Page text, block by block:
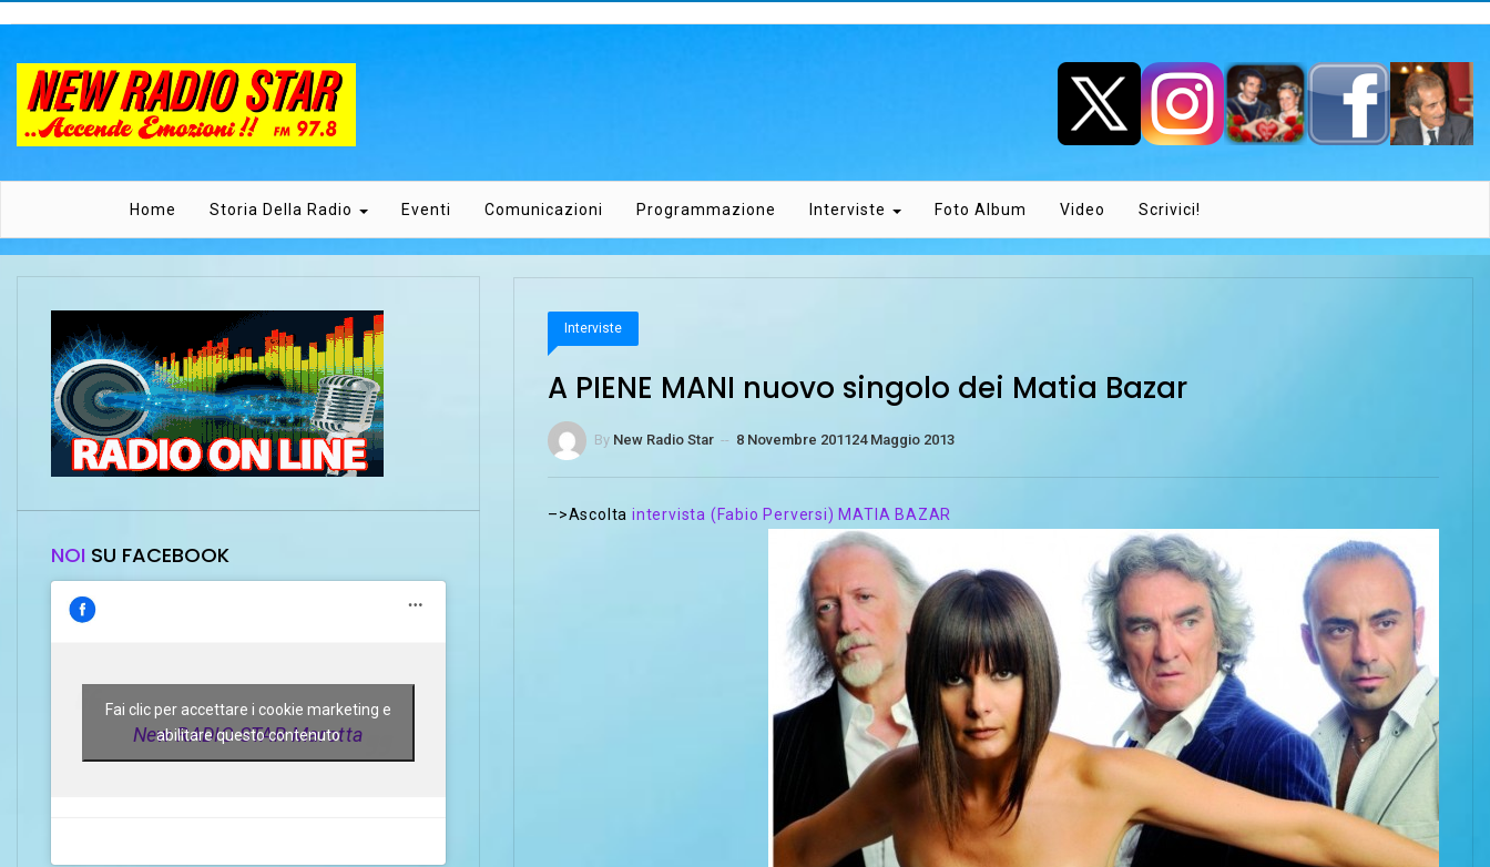
Home Storia Della Radio Eventi Comunicazioni Programmazione Interviste Foto Album Video Scrivici!
Interviste
A PIENE MANI nuovo singolo dei Matia Bazar
By New Radio Star -- 8 Novembre 201124 Maggio 2013
–>Ascolta intervista (Fabio Perversi) MATIA BAZAR
NOI SU FACEBOOK
New RADIO STAR Marotta
Fai clic per accettare i cookie marketing e
abilitare questo contenuto